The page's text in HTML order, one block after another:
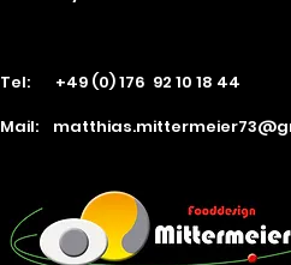
Tel: +49 (0) 176 92 10 18 44
Mail: